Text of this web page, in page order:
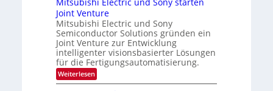
e
n
d
s
r
s
t
e
n
H
a
l
b
j
a
r
z
n
i
m
m
t
i
n
d
e
t
i
k
-
K
u
r
s
v
o
Joint Venture
Mitsubishi Electric und Sony
Semiconductor Solutions gründen ein
Joint Venture zur Entwicklung
intelligenter visionsbasierter Lösungen
für die Fertigungsautomatisierung.
Weiterlesen:
M